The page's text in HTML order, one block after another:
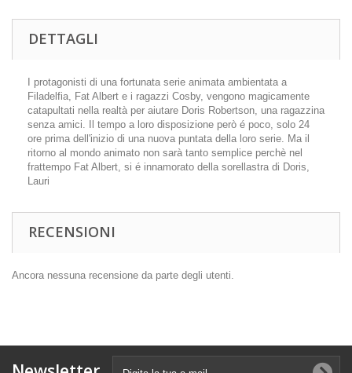
DETTAGLI
I protagonisti di una fortunata serie animata ambientata a
Filadelfia, Fat Albert e i ragazzi Cosby, vengono magicamente
catapultati nella realtà per aiutare Doris Robertson, una ragazzina
senza amici. Il tempo a loro disposizione però é poco, solo 24
ore prima dell'inizio di una nuova puntata della loro serie. Ma il
ritorno al mondo animato non sarà tanto semplice perchè nel
frattempo Fat Albert, si é innamorato della sorellastra di Doris,
Lauri
RECENSIONI
Ancora nessuna recensione da parte degli utenti.